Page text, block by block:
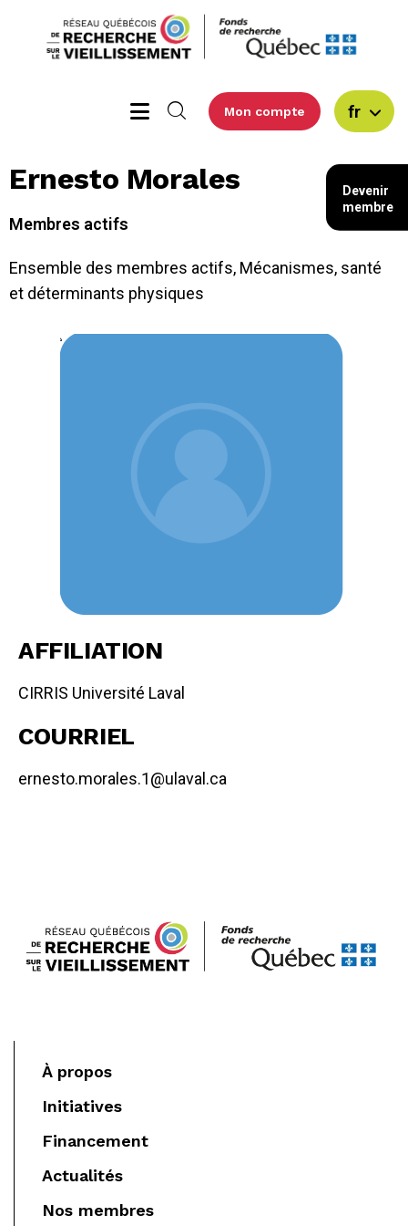
Mon compte fr
Ernesto Morales
Membres actifs
Ensemble des membres actifs, Mécanismes, santé
et déterminants physiques
AFFILIATION
CIRRIS Université Laval
COURRIEL
ernesto.morales.1@ulaval.ca
À propos
Initiatives
Financement
Actualités
Nos membres
Devenir
membre